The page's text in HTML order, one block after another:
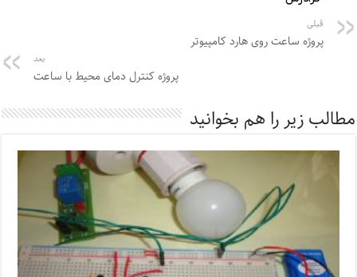
قبلی
پروژه ساعت روی هارد کامپیوتر
بعد
پروژه کنترل دمای محیط با ساعت
مطالب زیر را هم بخوانید